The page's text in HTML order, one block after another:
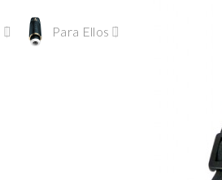
Para Ellos